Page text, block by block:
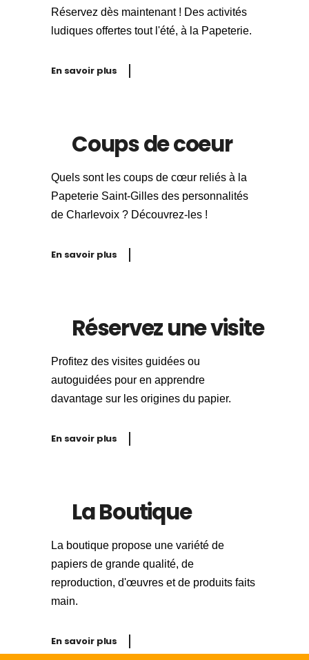
Réservez dès maintenant ! Des activités
ludiques offertes tout l'été, à la Papeterie.
En savoir plus
Coups de coeur
Quels sont les coups de cœur reliés à la
Papeterie Saint-Gilles des personnalités
de Charlevoix ? Découvrez-les !
En savoir plus
Réservez une visite
Profitez des visites guidées ou
autoguidées pour en apprendre
davantage sur les origines du papier.
En savoir plus
La Boutique
La boutique propose une variété de
papiers de grande qualité, de
reproduction, d'œuvres et de produits faits
main.
En savoir plus